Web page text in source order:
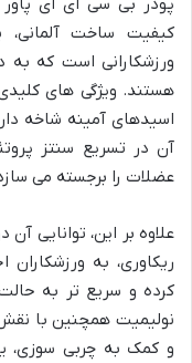
کیفیت ساخت آلمانی،
ورزشکارانی است که به
اسیدهای آمینه شاخه
آن در تسریع سنتز
عضلات را برجسته می
علاوه بر این، توانایی
ریکاوری، به
کرده و سریع تر به
نولیمیت همچنین با
و کمک به چربی سوزی،